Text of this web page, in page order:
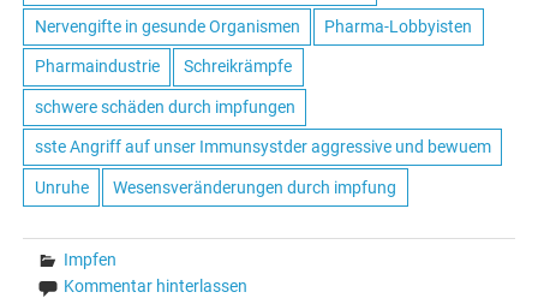
Nervengifte in gesunde Organismen Pharma-Lobbyisten
Pharmaindustrie Schreikrämpfe
schwere schäden durch impfungen
sste Angriff auf unser Immunsystder aggressive und bewuem
Unruhe Wesensveränderungen durch impfung
Impfen
Kommentar hinterlassen